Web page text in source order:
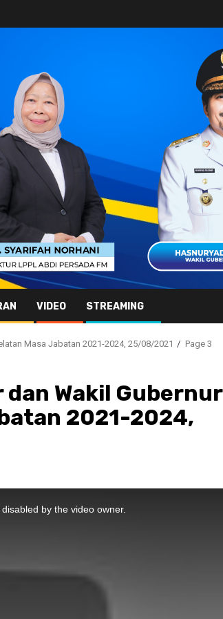
VIDEO STREAMING
Masa Jabatan 2021-2024, 25/08/2021 Page 3
dan Wakil Gubernur
2021-2024,